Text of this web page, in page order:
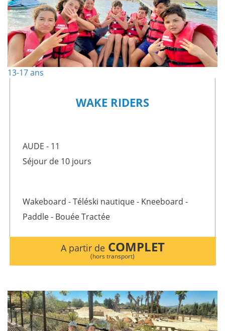
13-17 ans
WAKE RIDERS
AUDE - 11
Séjour de 10 jours
Wakeboard - Téléski nautique - Kneeboard -
Paddle - Bouée Tractée
A partir de COMPLET
(hors transport)